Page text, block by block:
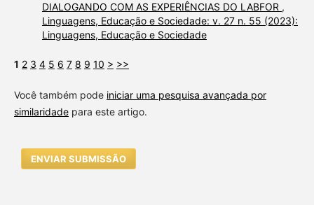
DIALOGANDO COM AS EXPERIÊNCIAS DO LABFOR ,
Linguagens, Educação e Sociedade: v. 27 n. 55 (2023):
Linguagens, Educação e Sociedade
1 2 3 4 5 6 7 8 9 10 > >>
Você também pode iniciar uma pesquisa avançada por
similaridadepara este artigo.
ENVIAR SUBMISSÃO